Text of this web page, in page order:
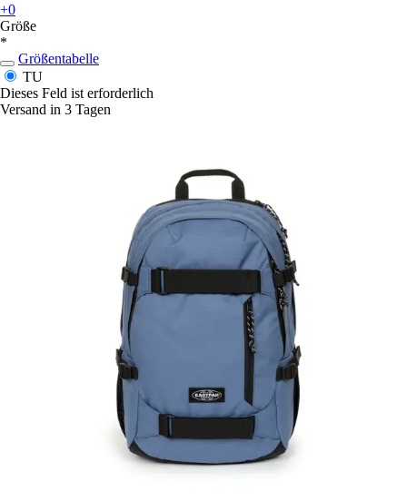
+0
Größe
*
Größentabelle
TU
Dieses Feld ist erforderlich
Versand in 3 Tagen